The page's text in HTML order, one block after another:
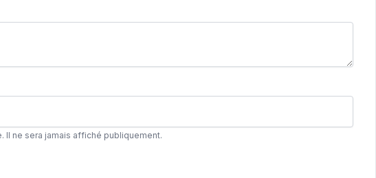
ne sera jamais affiché publiquement.